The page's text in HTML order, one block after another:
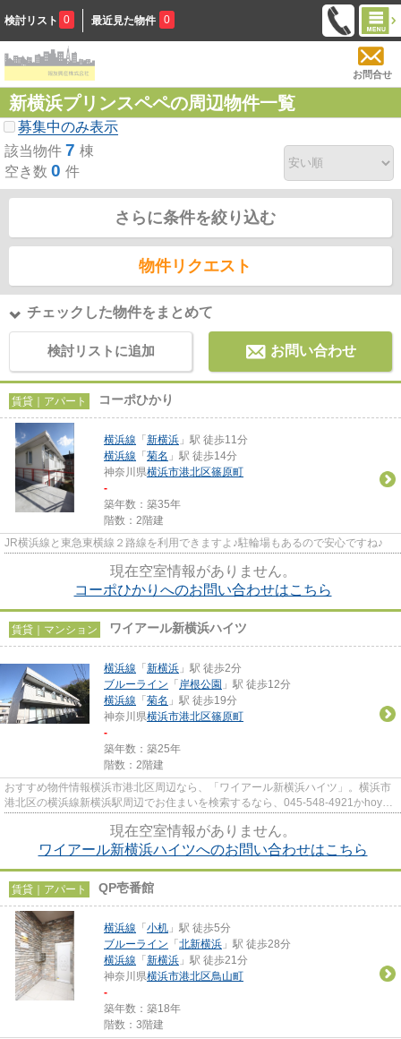
検討リスト 0 最近見た物件 0
お問合せ
新横浜プリンスペペの周辺物件一覧
募集中のみ表示
該当物件 7 棟
空き数 0 件
さらに条件を絞り込む
物件リクエスト
チェックした物件をまとめて
検討リストに追加 お問い合わせ
賃貸｜アパート コーポひかり
横浜線 「 新横浜 」駅 徒歩11分
横浜線 「 菊名 」駅 徒歩14分
神奈川県横浜市港北区篠原町
-
築年数：築35年
階数：2階建
JR横浜線と東急東横線２路線を利用できますよ♪駐輪場もあるので安心ですね♪
現在空室情報がありません。
コーポひかりへのお問い合わせはこちら
賃貸｜マンション ワイアール新横浜ハイツ
横浜線 「 新横浜 」駅 徒歩2分
ブルーライン 「 岸根公園 」駅 徒歩12分
横浜線 「 菊名 」駅 徒歩19分
神奈川県横浜市港北区篠原町
-
築年数：築25年
階数：2階建
おすすめ物件情報横浜市港北区周辺なら、「ワイアール新横浜ハイツ」。横浜市
港北区の横浜線新横浜駅周辺でお住まいを検索するなら、045-548-4921かhoyu-
現在空室情報がありません。
ワイアール新横浜ハイツへのお問い合わせはこちら
賃貸｜アパート QP壱番館
横浜線 「 小机 」駅 徒歩5分
ブルーライン 「 北新横浜 」駅 徒歩28分
横浜線 「 新横浜 」駅 徒歩21分
神奈川県横浜市港北区鳥山町
-
築年数：築18年
階数：3階建